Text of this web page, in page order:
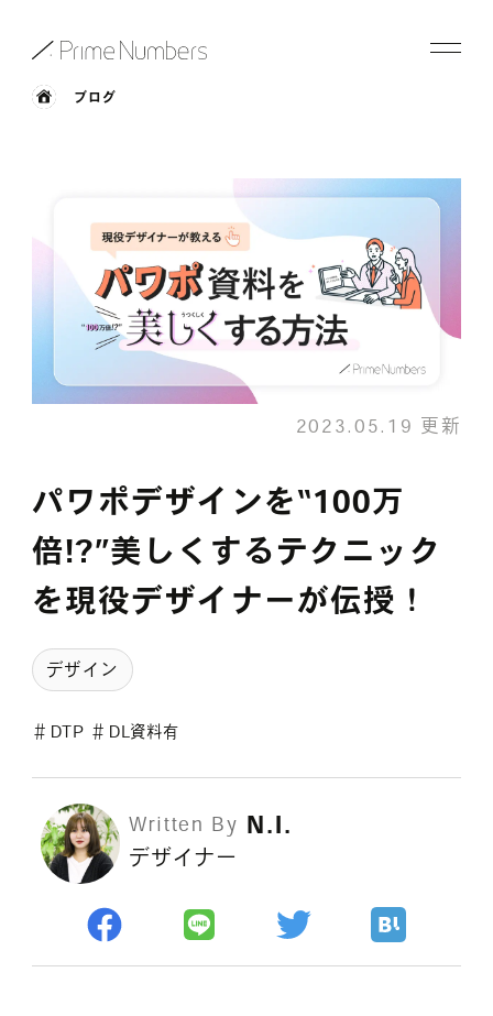
サービス一覧
事例紹介
お役立ち情報
会社情報
採用情報
各種ご相談 資料ダウンロード
セミナー申し込み
無料診断実施中
Webマーケティング用語集
ブログ
2023.05.19 更新
パワポデザインを“100万
倍!?”美しくするテクニック
を現役デザイナーが伝授！
デザイン
＃ DTP ＃ DL資料有
Written By N.I.
デザイナー